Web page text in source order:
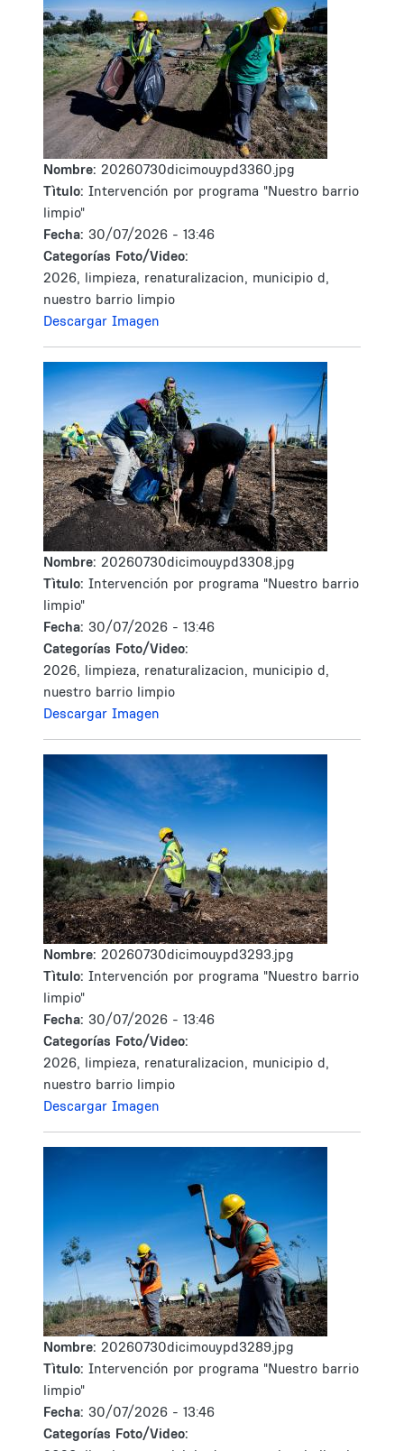
Nombre: 20260730dicimouypd3360.jpg
Tìtulo: Intervención por programa "Nuestro barrio
limpio"
Fecha: 30/07/2026 - 13:46
Categorías Foto/Video:
2026, limpieza, renaturalizacion, municipio d,
nuestro barrio limpio
Descargar Imagen
Nombre: 20260730dicimouypd3308.jpg
Tìtulo: Intervención por programa "Nuestro barrio
limpio"
Fecha: 30/07/2026 - 13:46
Categorías Foto/Video:
2026, limpieza, renaturalizacion, municipio d,
nuestro barrio limpio
Descargar Imagen
Nombre: 20260730dicimouypd3293.jpg
Tìtulo: Intervención por programa "Nuestro barrio
limpio"
Fecha: 30/07/2026 - 13:46
Categorías Foto/Video:
2026, limpieza, renaturalizacion, municipio d,
nuestro barrio limpio
Descargar Imagen
Nombre: 20260730dicimouypd3289.jpg
Tìtulo: Intervención por programa "Nuestro barrio
limpio"
Fecha: 30/07/2026 - 13:46
Categorías Foto/Video: